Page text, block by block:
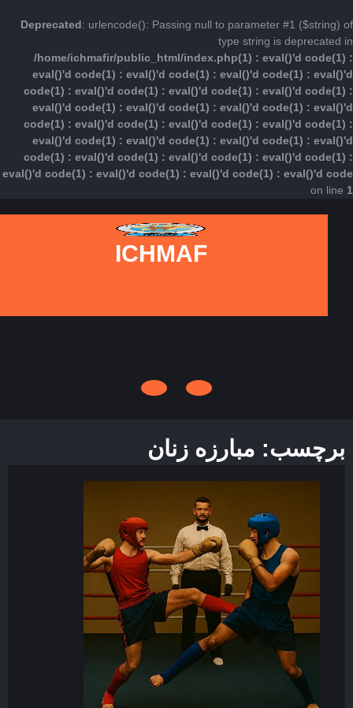
Deprecated: urlencode(): Passing null to parameter #1 ($string) of
type string is deprecated in
/home/ichmafir/public_html/index.php(1) : eval()'d code(1) :
eval()'d code(1) : eval()'d code(1) : eval()'d code(1) : eval()'d
code(1) : eval()'d code(1) : eval()'d code(1) : eval()'d code(1) :
eval()'d code(1) : eval()'d code(1) : eval()'d code(1) : eval()'d
code(1) : eval()'d code(1) : eval()'d code(1) : eval()'d code(1) :
eval()'d code(1) : eval()'d code(1) : eval()'d code(1) : eval()'d
code(1) : eval()'d code(1) : eval()'d code(1) : eval()'d code(1) :
eval()'d code(1) : eval()'d code(1) : eval()'d code(1) : eval()'d code
on line 1
ICHMAF
برچسب: مبارزه زنان